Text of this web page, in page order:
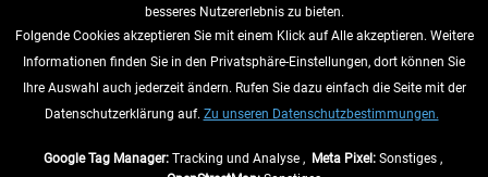
VERTRAG WIDERRUFEN
INFORMATIONEN
besseres Nutzererlebnis zu bieten.
Folgende Cookies akzeptieren Sie mit einem Klick auf Alle akzeptieren. Weitere
Informationen finden Sie in den Privatsphäre-Einstellungen, dort können Sie
Ihre Auswahl auch jederzeit ändern. Rufen Sie dazu einfach die Seite mit der
Datenschutzerklärung auf. Zu unseren Datenschutzbestimmungen.
Google Tag Manager:Tracking und Analyse , Meta Pixel:Sonstiges ,